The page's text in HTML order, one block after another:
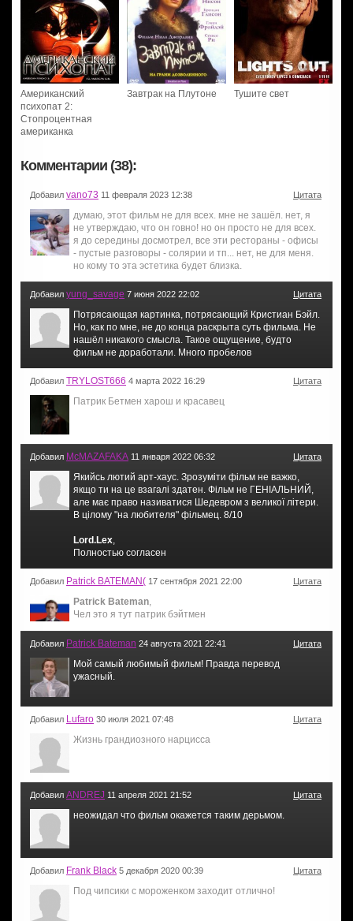
Американский
психопат 2:
Стопроцентная
американка
Завтрак на Плутоне Тушите свет
Комментарии (38):
Добавил vano73 11 февраля 2023 12:38 Цитата
думаю, этот фильм не для всех. мне не зашёл. нет, я
не утверждаю, что он говно! но он просто не для всех.
я до середины досмотрел, все эти рестораны - офисы
- пустые разговоры - солярии и тп... нет, не для меня.
но кому то эта эстетика будет близка.
Добавил yung_savage 7 июня 2022 22:02 Цитата
Потрясающая картинка, потрясающий Кристиан Бэйл.
Но, как по мне, не до конца раскрыта суть фильма. Не
нашёл никакого смысла. Такое ощущение, будто
фильм не доработали. Много пробелов
Добавил TRYLOST666 4 марта 2022 16:29 Цитата
Патрик Бетмен харош и красавец
Добавил McMAZAFAKA 11 января 2022 06:32 Цитата
Якийсь лютий арт-хаус. Зрозуміти фільм не важко,
якщо ти на це взагалі здатен. Фільм не ГЕНІАЛЬНИЙ,
але має право називатися Шедевром з великої літери.
В цілому "на любителя" фільмец. 8/10
Lord.Lex,
Полностью согласен
Добавил Patrick BATEMAN( 17 сентября 2021 22:00 Цитата
Patrick Bateman,
Чел это я тут патрик бэйтмен
Добавил Patrick Bateman 24 августа 2021 22:41 Цитата
Мой самый любимый фильм! Правда перевод
ужасный.
Добавил Lufaro 30 июля 2021 07:48 Цитата
Жизнь грандиозного нарцисса
Добавил ANDREJ 11 апреля 2021 21:52 Цитата
неожидал что фильм окажется таким дерьмом.
Добавил Frank Black 5 декабря 2020 00:39 Цитата
Под чипсики с мороженком заходит отлично!